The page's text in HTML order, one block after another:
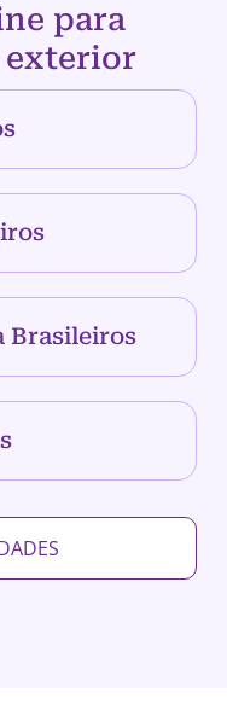
para
exterior
Brasileiros